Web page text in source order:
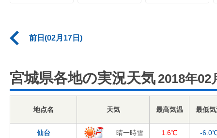
前日(02月17日)
宮城県各地の実況天気 2018年02
地点名 天気 最高気温 最低
仙台 晴一時雪 1.6℃ -